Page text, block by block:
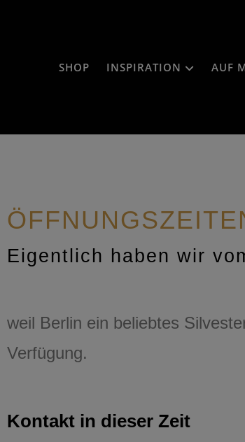
SHOP INSPIRATION AUF
Eigentlich haben wir
weil Berlin ein beliebtes
Verfügung.
Kontakt in dieser Zeit